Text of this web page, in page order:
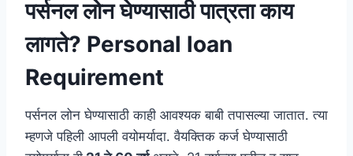
पर्सनल लोन घेण्यासाठी पात्रता काय
लागते? Personal loan
Requirement
पर्सनल लोन घेण्यासाठी काही आवश्यक बाबी तपासल्या जातात. त्या
म्हणजे पहिली आपली वयोमर्यादा. वैयक्तिक कर्ज घेण्यासाठी